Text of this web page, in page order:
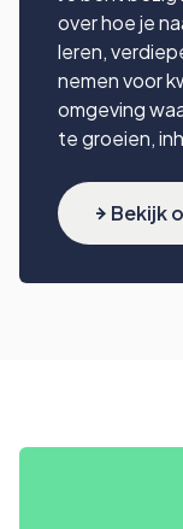
over hoe je
leren,
nemen voor
omgeving
te groeien,
Bekijk